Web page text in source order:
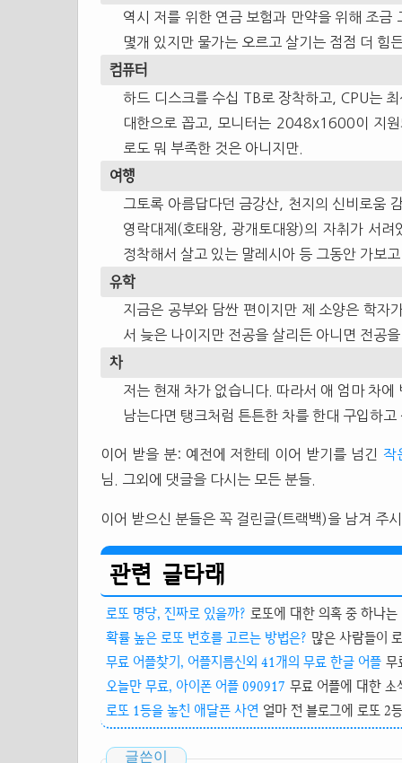
역시 저를 위한 연금 보험과 만약을 위해 조금
몇개 있지만 물가는 오르고 살기는 점점 더 힘
컴퓨터
하드 디스크를 수십 TB로 장착하고, CPU는
대한으로 꼽고, 모니터는 2048x1600이 지
로도 뭐 부족한 것은 아니지만.
여행
그토록 아름답다던 금강산, 천지의 신비로움
영락대제(호태왕, 광개토대왕)의 자취가 서
정착해서 살고 있는 말레시아 등 그동안 가보
유학
지금은 공부와 담싼 편이지만 제 소양은 학자
서 늦은 나이지만 전공을 살리든 아니면 전공
차
저는 현재 차가 없습니다. 따라서 애 엄마 차
남는다면 탱크처럼 튼튼한 차를 한대 구입하고
이어 받을 분: 예전에 저한테 이어 받기를 넘긴 작
님. 그외에 댓글을 다시는 모든 분들.
이어 받으신 분들은 꼭 걸린글(트랙백)을 남겨 주
관련 글타래
로또 명당, 진짜로 있을까? 로또에 대한 의혹 중 하나
확률 높은 로또 번호를 고르는 방법은? 많은 사람들이
무료 어플찾기, 어플지름신외 41개의 무료 한글 어플 무
오늘만 무료, 아이폰 어플 090917 무료 어플에 대한
로또 1등을 놓친 애달픈 사연 얼마 전 블로그에 로또 2
글쓴이